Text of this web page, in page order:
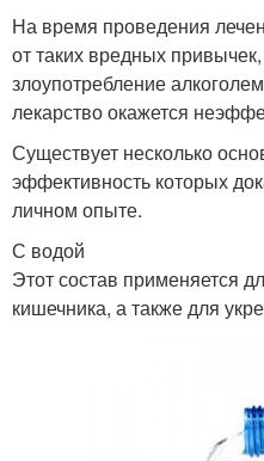
На время проведения
от таких вредных
злоупотребление
лекарство окажется
Существует несколько
эффективность которых
личном опыте.
С водой
Этот состав применяется
кишечника, а также для